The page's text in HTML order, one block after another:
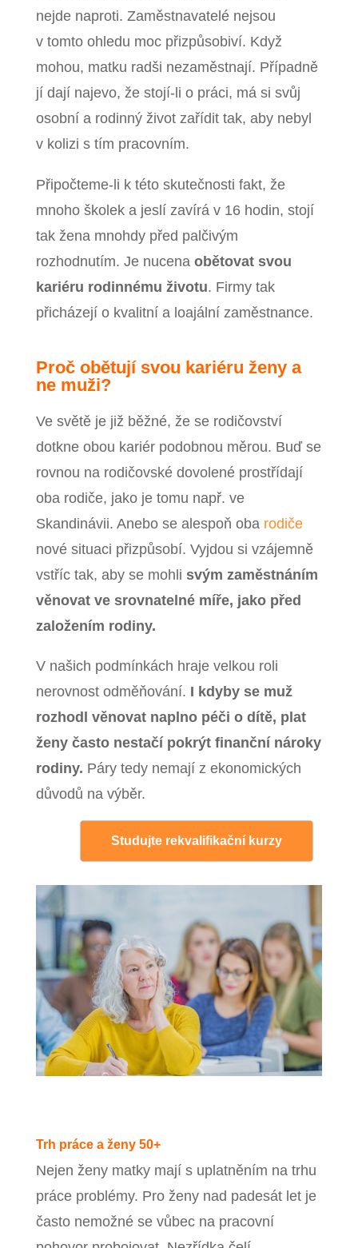
nejde naproti. Zaměstnavatelé nejsou
v tomto ohledu moc přizpůsobiví. Když
mohou, matku radši nezaměstnají. Případně
jí dají najevo, že stojí-li o práci, má si svůj
osobní a rodinný život zařídit tak, aby nebyl
v kolizi s tím pracovním.
Připočteme-li k této skutečnosti fakt, že
mnoho školek a jeslí zavírá v 16 hodin, stojí
tak žena mnohdy před palčivým
rozhodnutím. Je nucena obětovat svou
kariéru rodinnému životu. Firmy tak
přicházejí o kvalitní a loajální zaměstnance.
Proč obětují svou kariéru ženy a
ne muži?
Ve světě je již běžné, že se rodičovství
dotkne obou kariér podobnou měrou. Buď se
rovnou na rodičovské dovolené prostřídají
oba rodiče, jako je tomu např. ve
Skandinávii. Anebo se alespoň oba rodiče
nové situaci přizpůsobí. Vyjdou si vzájemně
vstříc tak, aby se mohli svým zaměstnáním
věnovat ve srovnatelné míře, jako před
založením rodiny.
V našich podmínkách hraje velkou roli
nerovnost odměňování. I kdyby se muž
rozhodl věnovat naplno péči o dítě, plat
ženy často nestačí pokrýt finanční nároky
rodiny. Páry tedy nemají z ekonomických
důvodů na výběr.
Studujte rekvalifikační kurzy
Trh práce a ženy 50+
Nejen ženy matky mají s uplatněním na trhu
práce problémy. Pro ženy nad padesát let je
často nemožné se vůbec na pracovní